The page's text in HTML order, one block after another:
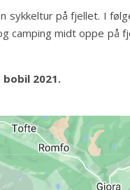
sykkeltur på fjellet. I
camping midt oppe
2021.